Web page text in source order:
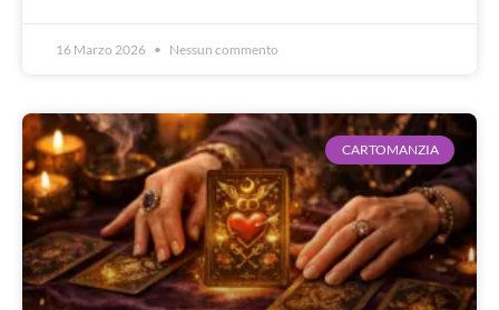
16 Marzo 2026 Nessun commento
CARTOMANZIA